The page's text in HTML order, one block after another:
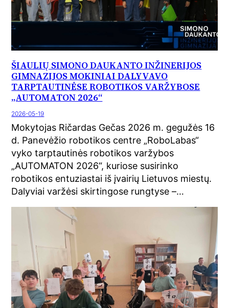
ŠIAULIŲ SIMONO DAUKANTO INŽINERIJOS
GIMNAZIJOS MOKINIAI DALYVAVO
TARPTAUTINĖSE ROBOTIKOS VARŽYBOSE
„AUTOMATON 2026“
2026-05-19
Mokytojas Ričardas Gečas 2026 m. gegužės 16
d. Panevėžio robotikos centre „RoboLabas“
vyko tarptautinės robotikos varžybos
„AUTOMATON 2026“, kuriose susirinko
robotikos entuziastai iš įvairių Lietuvos miestų.
Dalyviai varžėsi skirtingose rungtyse –…